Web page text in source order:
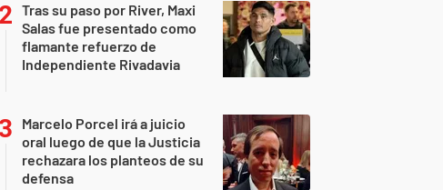
Tras su paso por River, Maxi
Salas fue presentado como
flamante refuerzo de
Independiente Rivadavia
Marcelo Porcel irá a juicio
oral luego de que la Justicia
rechazara los planteos de su
defensa